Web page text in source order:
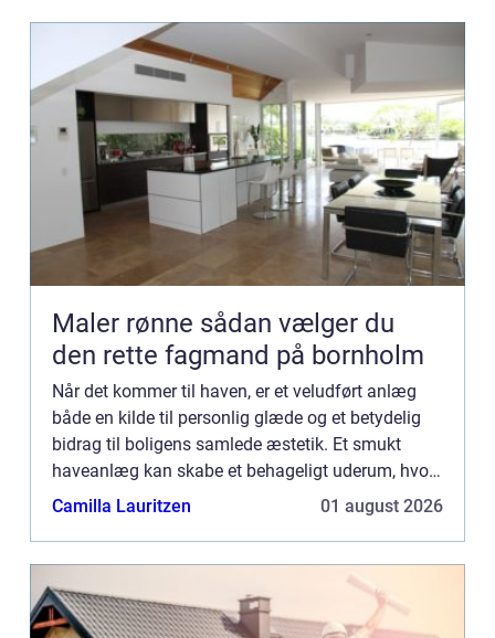
Maler rønne sådan vælger du
den rette fagmand på bornholm
Når det kommer til haven, er et veludført anlæg
både en kilde til personlig glæde og et betydelig
bidrag til boligens samlede æstetik. Et smukt
haveanlæg kan skabe et behageligt uderum, hvor
alting blomstrer...
Camilla Lauritzen 01 august 2026